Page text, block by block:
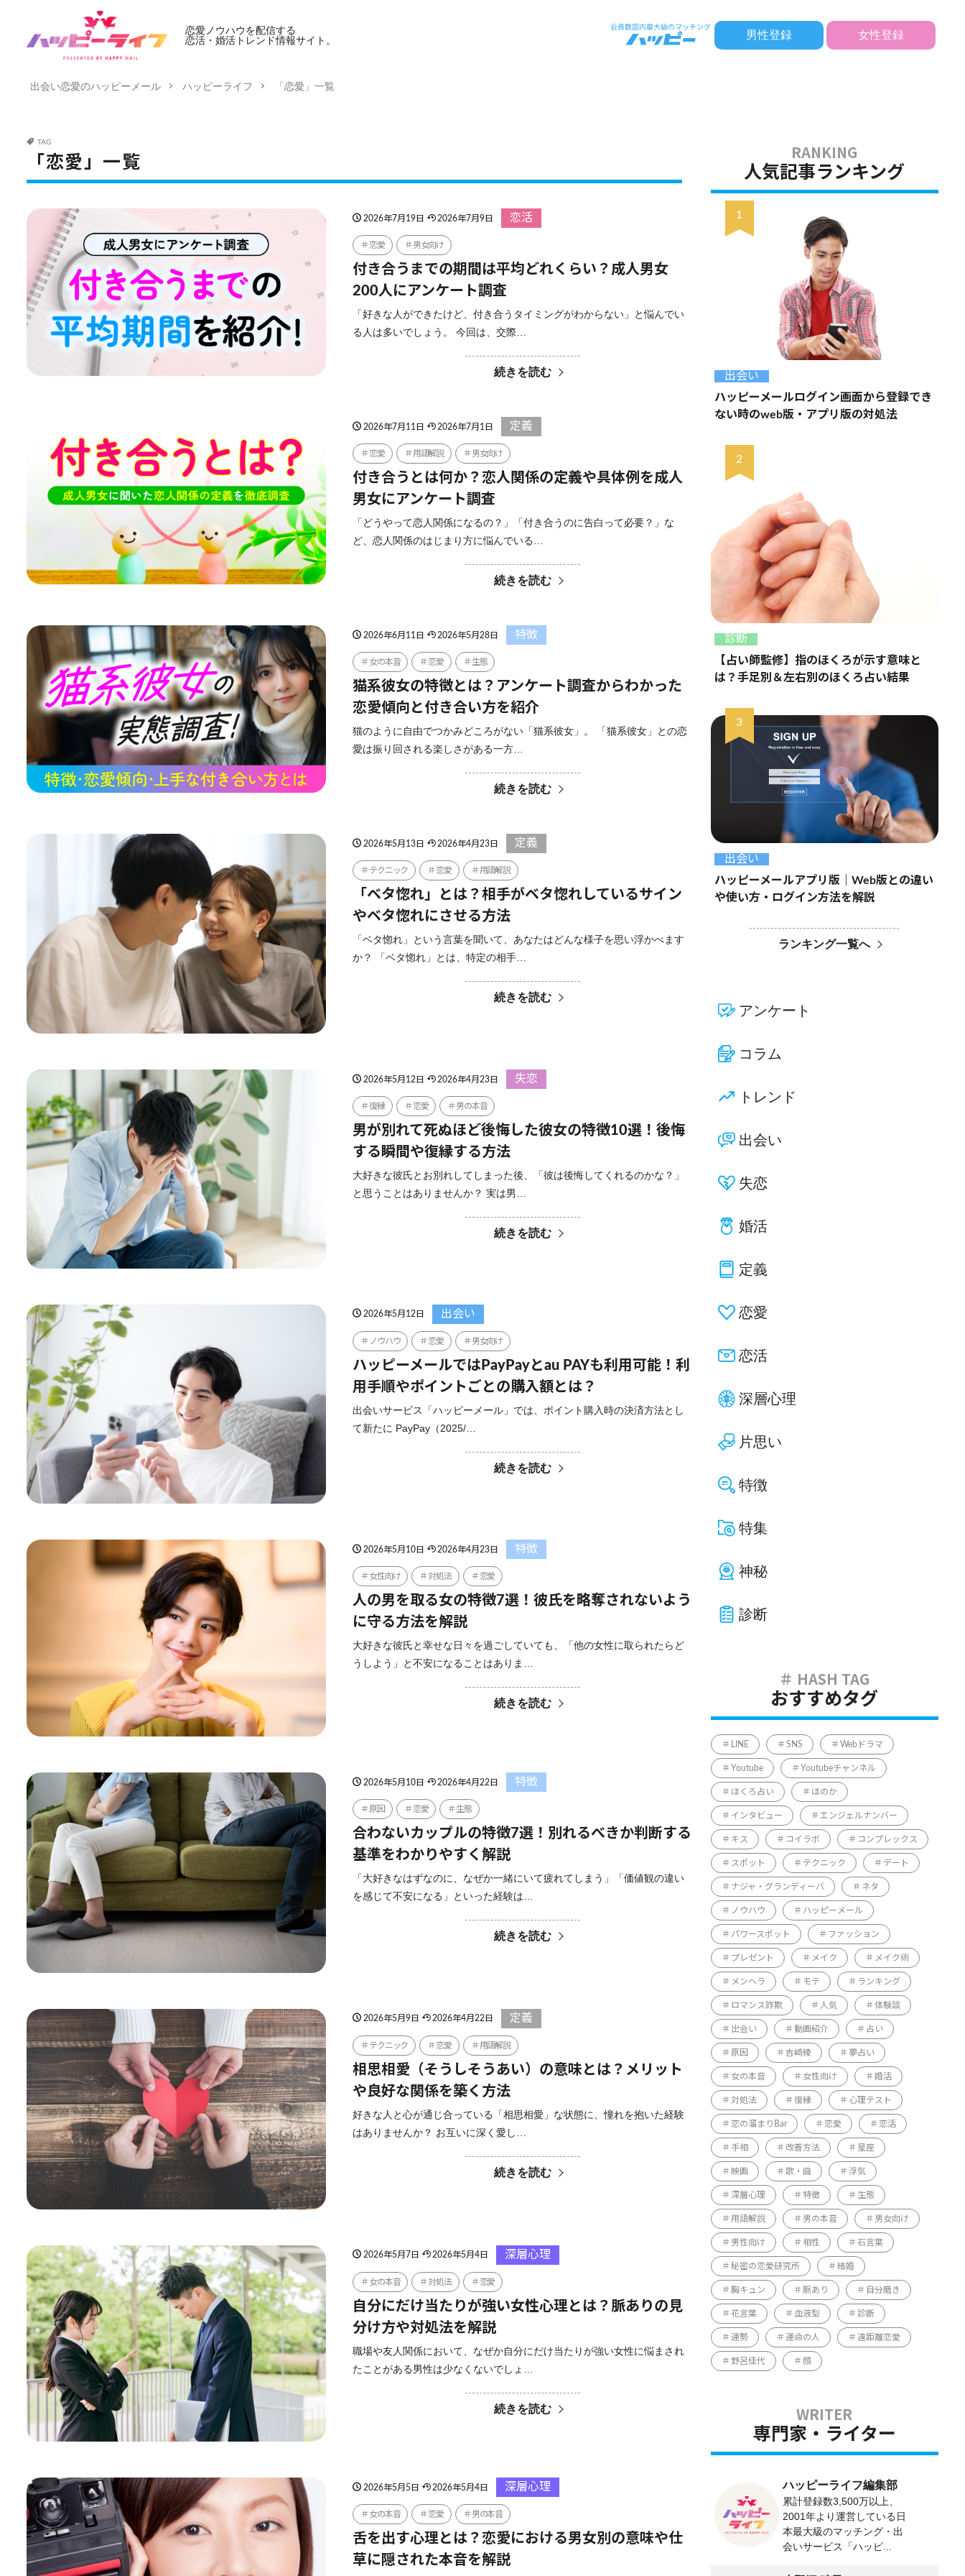
恋愛ノウハウを配信する
恋活・婚活トレンド情報サイト。
男性登録 女性登録
出会い恋愛のハッピーメール ハッピーライフ 「恋愛」一覧
TAG
「恋愛」一覧
2026年7月19日 2026年7月9日 恋活
恋愛 男女向け
付き合うまでの期間は平均どれくらい？成人男女
200人にアンケート調査
「好きな人ができたけど、付き合うタイミングがわからない」と悩んでい
る人は多いでしょう。 今回は、交際…
続きを読む
2026年7月11日 2026年7月1日 定義
恋愛 用語解説 男女向け
付き合うとは何か？恋人関係の定義や具体例を成人
男女にアンケート調査
「どうやって恋人関係になるの？」「付き合うのに告白って必要？」な
ど、恋人関係のはじまり方に悩んでいる…
続きを読む
2026年6月11日 2026年5月28日 特徴
女の本音 恋愛 生態
猫系彼女の特徴とは？アンケート調査からわかった
恋愛傾向と付き合い方を紹介
猫のように自由でつかみどころがない「猫系彼女」。 「猫系彼女」との恋
愛は振り回される楽しさがある一方…
続きを読む
2026年5月13日 2026年4月23日 定義
テクニック 恋愛 用語解説
「ベタ惚れ」とは？相手がベタ惚れしているサイン
やベタ惚れにさせる方法
「ベタ惚れ」という言葉を聞いて、あなたはどんな様子を思い浮かべます
か？ 「ベタ惚れ」とは、特定の相手…
続きを読む
2026年5月12日 2026年4月23日 失恋
復縁 恋愛 男の本音
男が別れて死ぬほど後悔した彼女の特徴10選！後悔
する瞬間や復縁する方法
大好きな彼氏とお別れしてしまった後、「彼は後悔してくれるのかな？」
と思うことはありませんか？ 実は男…
続きを読む
2026年5月12日 出会い
ノウハウ 恋愛 男女向け
ハッピーメールではPayPayとau PAYも利用可能！利
用手順やポイントごとの購入額とは？
出会いサービス「ハッピーメール」では、ポイント購入時の決済方法とし
て新たに PayPay（2025/…
続きを読む
2026年5月10日 2026年4月23日 特徴
女性向け 対処法 恋愛
人の男を取る女の特徴7選！彼氏を略奪されないよう
に守る方法を解説
大好きな彼氏と幸せな日々を過ごしていても、「他の女性に取られたらど
うしよう」と不安になることはありま…
続きを読む
2026年5月10日 2026年4月22日 特徴
原因 恋愛 生態
合わないカップルの特徴7選！別れるべきか判断する
基準をわかりやすく解説
「大好きなはずなのに、なぜか一緒にいて疲れてしまう」「価値観の違い
を感じて不安になる」といった経験は…
続きを読む
2026年5月9日 2026年4月22日 定義
テクニック 恋愛 用語解説
相思相愛（そうしそうあい）の意味とは？メリット
や良好な関係を築く方法
好きな人と心が通じ合っている「相思相愛」な状態に、憧れを抱いた経験
はありませんか？ お互いに深く愛し…
続きを読む
2026年5月7日 2026年5月4日 深層心理
女の本音 対処法 恋愛
自分にだけ当たりが強い女性心理とは？脈ありの見
分け方や対処法を解説
職場や友人関係において、なぜか自分にだけ当たりが強い女性に悩まされ
たことがある男性は少なくないでしょ…
続きを読む
2026年5月5日 2026年5月4日 深層心理
女の本音 恋愛 男の本音
舌を出す心理とは？恋愛における男女別の意味や仕
草に隠された本音を解説
人気記事ランキング
出会い
ハッピーメールログイン画面から登録でき
ない時のweb版・アプリ版の対処法
診断
【占い師監修】指のほくろが示す意味と
は？手足別＆左右別のほくろ占い結果
出会い
ハッピーメールアプリ版｜Web版との違い
や使い方・ログイン方法を解説
ランキング一覧へ
アンケート
コラム
トレンド
出会い
失恋
婚活
定義
恋愛
恋活
深層心理
片思い
特徴
特集
神秘
診断
おすすめタグ
LINE SNS Webドラマ
Youtube Youtubeチャンネル
ほくろ占い ほのか
インタビュー エンジェルナンバー
キス コイラボ コンプレックス
スポット テクニック デート
ナジャ・グランディーバ ネタ
ノウハウ ハッピーメール
パワースポット ファッション
プレゼント メイク メイク術
メンヘラ モテ ランキング
ロマンス詐欺 人気 体験談
出会い 動画紹介 占い
原因 吉崎綾 夢占い
女の本音 女性向け 婚活
対処法 復縁 心理テスト
恋の溜まりBar 恋愛 恋活
手相 改善方法 星座
映画 歌・曲 浮気
深層心理 特徴 生態
用語解説 男の本音 男女向け
男性向け 相性 石言葉
秘密の恋愛研究所 結婚
胸キュン 脈あり 自分磨き
花言葉 血液型 診断
運勢 運命の人 遠距離恋愛
野呂佳代 顔
専門家・ライター
ハッピーライフ編集部
累計登録数3,500万以上、
2001年より運営している日
本最大級のマッチング・出
会いサービス「ハッピ...